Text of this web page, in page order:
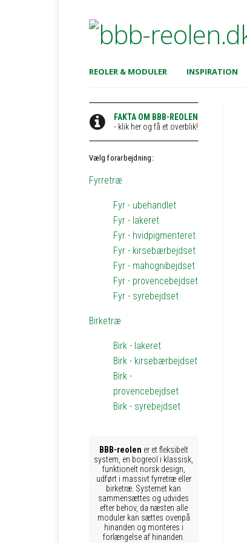
REOLER & MODULER INSPIRATION
FAKTA OM BBB-REOLEN
- klik her og få et overblik!
Vælg forarbejdning:
Fyrretræ
Fyr - ubehandlet
Fyr - lakeret
Fyr - hvidpigmenteret
Fyr - kirsebærbejdset
Fyr - mahognibejdset
Fyr - provencebejdset
Fyr - syrebejdset
Birketræ
Birk - lakeret
Birk - kirsebærbejdset
Birk -
provencebejdset
Birk - syrebejdset
BBB-reolen er et fleksibelt
system, en bogreol i klassisk,
funktionelt norsk design,
udført i massivt fyrretræ eller
birketræ. Systemet kan
sammensættes og udvides
efter behov, da næsten alle
moduler kan sættes ovenpå
hinanden og monteres i
forlængelse af hinanden.